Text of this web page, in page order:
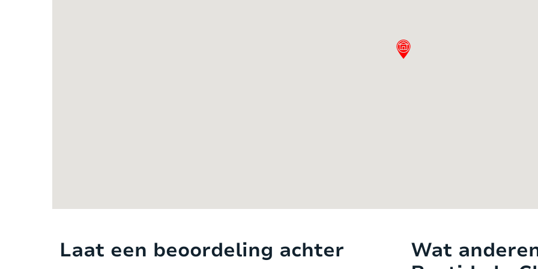
Het verwarmde zwembad is 14 bij 8 meter en heeft een inlooptrap naar een diepte tot
14 comfortabele ligstoelen (enkele en dubbele) voor heerlijke ontspannen uurtjes. Naast
Een grote houten deur geeft u toegang tot dit bijzonder mooie vakantieverblijf. In de
statige brede trap naar de boven gelegen etages. Via de ‘speelkamer’ voor de kinderen
Laat een beoordeling achter
Wat